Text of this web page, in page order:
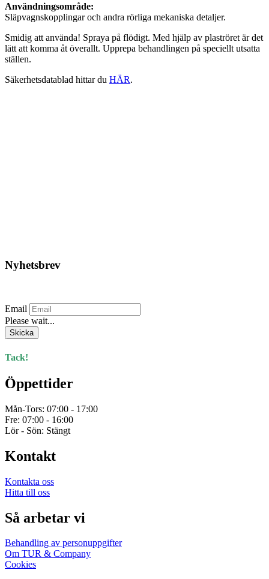
Användningsområde:
Släpvagnskopplingar och andra rörliga mekaniska detaljer.
Smidig att använda! Spraya på flödigt. Med hjälp av plaströret är det
lätt att komma åt överallt. Upprepa behandlingen på speciellt utsatta
ställen.
Säkerhetsdatablad hittar du HÄR.
Nyhetsbrev
Email
Please wait...
Skicka
Tack!
Öppettider
Mån-Tors: 07:00 - 17:00
Fre: 07:00 - 16:00
Lör - Sön: Stängt
Kontakt
Kontakta oss
Hitta till oss
Så arbetar vi
Behandling av personuppgifter
Om TUR & Company
Cookies